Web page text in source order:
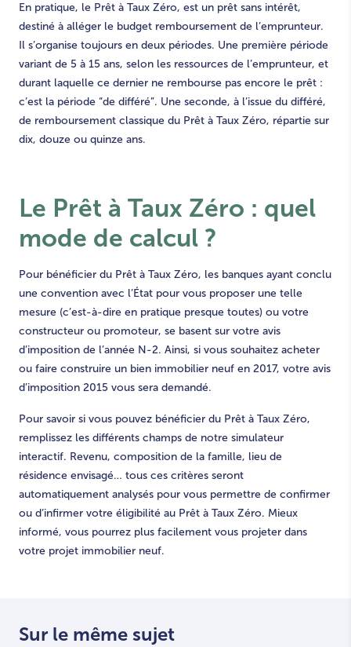
En pratique, le Prêt à Taux Zéro, est un prêt sans intérêt,
destiné à alléger le budget remboursement de l’emprunteur.
Il s’organise toujours en deux périodes. Une première période
variant de 5 à 15 ans, selon les ressources de l’emprunteur, et
durant laquelle ce dernier ne rembourse pas encore le prêt :
c’est la période “de différé”. Une seconde, à l’issue du différé,
de remboursement classique du Prêt à Taux Zéro, répartie sur
dix, douze ou quinze ans.
Le Prêt à Taux Zéro : quel
mode de calcul ?
Pour bénéficier du Prêt à Taux Zéro, les banques ayant conclu
une convention avec l’État pour vous proposer une telle
mesure (c’est-à-dire en pratique presque toutes) ou votre
constructeur ou promoteur, se basent sur votre avis
d’imposition de l’année N-2. Ainsi, si vous souhaitez acheter
ou faire construire un bien immobilier neuf en 2017, votre avis
d’imposition 2015 vous sera demandé.
Pour savoir si vous pouvez bénéficier du Prêt à Taux Zéro,
remplissez les différents champs de notre simulateur
interactif. Revenu, composition de la famille, lieu de
résidence envisagé… tous ces critères seront
automatiquement analysés pour vous permettre de confirmer
ou d’infirmer votre éligibilité au Prêt à Taux Zéro. Mieux
informé, vous pourrez plus facilement vous projeter dans
votre projet immobilier neuf.
Sur le même sujet